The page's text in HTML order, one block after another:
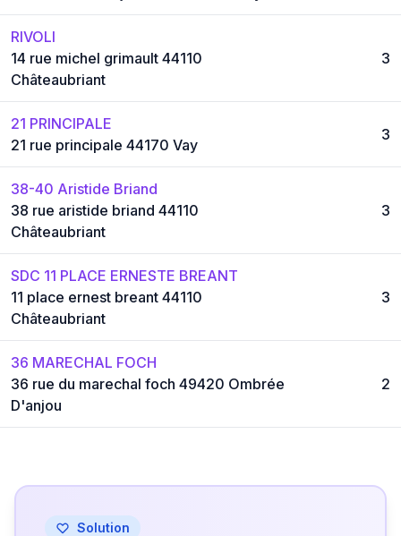
RIVOLI
14 rue michel grimault 44110
Châteaubriant
3
21 PRINCIPALE
21 rue principale 44170 Vay
3
38-40 Aristide Briand
38 rue aristide briand 44110
Châteaubriant
3
SDC 11 PLACE ERNESTE BREANT
11 place ernest breant 44110
Châteaubriant
3
36 MARECHAL FOCH
36 rue du marechal foch 49420 Ombrée
D'anjou
2
Solution